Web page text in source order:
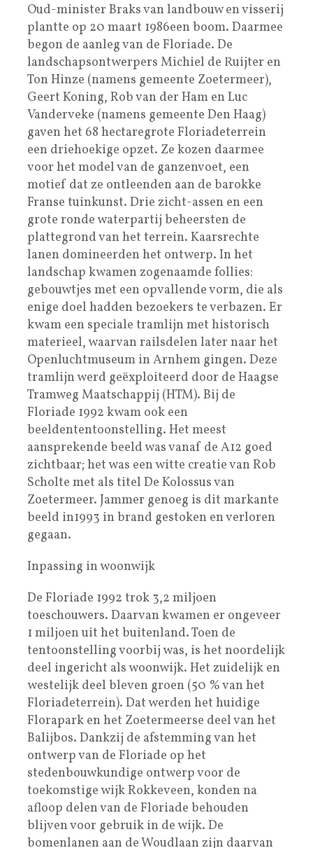
Oud-minister Braks van landbouw en visserij
plantte op 20 maart 1986een boom. Daarmee
begon de aanleg van de Floriade. De
landschapsontwerpers Michiel de Ruijter en
Ton Hinze (namens gemeente Zoetermeer),
Geert Koning, Rob van der Ham en Luc
Vanderveke (namens gemeente Den Haag)
gaven het 68 hectaregrote Floriadeterrein
een driehoekige opzet. Ze kozen daarmee
voor het model van de ganzenvoet, een
motief dat ze ontleenden aan de barokke
Franse tuinkunst. Drie zicht-assen en een
grote ronde waterpartij beheersten de
plattegrond van het terrein. Kaarsrechte
lanen domineerden het ontwerp. In het
landschap kwamen zogenaamde follies:
gebouwtjes met een opvallende vorm, die als
enige doel hadden bezoekers te verbazen. Er
kwam een speciale tramlijn met historisch
materieel, waarvan railsdelen later naar het
Openluchtmuseum in Arnhem gingen. Deze
tramlijn werd geëxploiteerd door de Haagse
Tramweg Maatschappij (HTM). Bij de
Floriade 1992 kwam ook een
beeldententoonstelling. Het meest
aansprekende beeld was vanaf de A12 goed
zichtbaar; het was een witte creatie van Rob
Scholte met als titel De Kolossus van
Zoetermeer. Jammer genoeg is dit markante
beeld in1993 in brand gestoken en verloren
gegaan.
Inpassing in woonwijk
De Floriade 1992 trok 3,2 miljoen
toeschouwers. Daarvan kwamen er ongeveer
1 miljoen uit het buitenland. Toen de
tentoonstelling voorbij was, is het noordelijk
deel ingericht als woonwijk. Het zuidelijk en
westelijk deel bleven groen (50 % van het
Floriadeterrein). Dat werden het huidige
Florapark en het Zoetermeerse deel van het
Balijbos. Dankzij de afstemming van het
ontwerp van de Floriade op het
stedenbouwkundige ontwerp voor de
toekomstige wijk Rokkeveen, konden na
afloop delen van de Floriade behouden
blijven voor gebruik in de wijk. De
bomenlanen aan de Woudlaan zijn daarvan